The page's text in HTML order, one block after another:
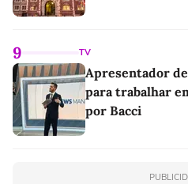
9 TV
Apresentador
para trabalhar
por Bacci